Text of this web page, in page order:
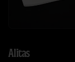
Alitas